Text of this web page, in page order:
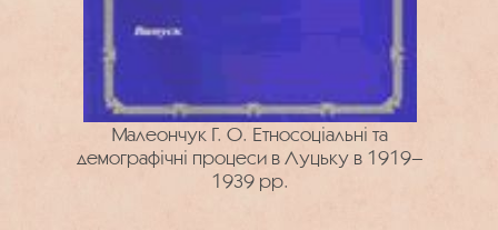
Малеончук Г. О. Етносоціальні та
демографічні процеси в Луцьку в 1919–
1939 рр.